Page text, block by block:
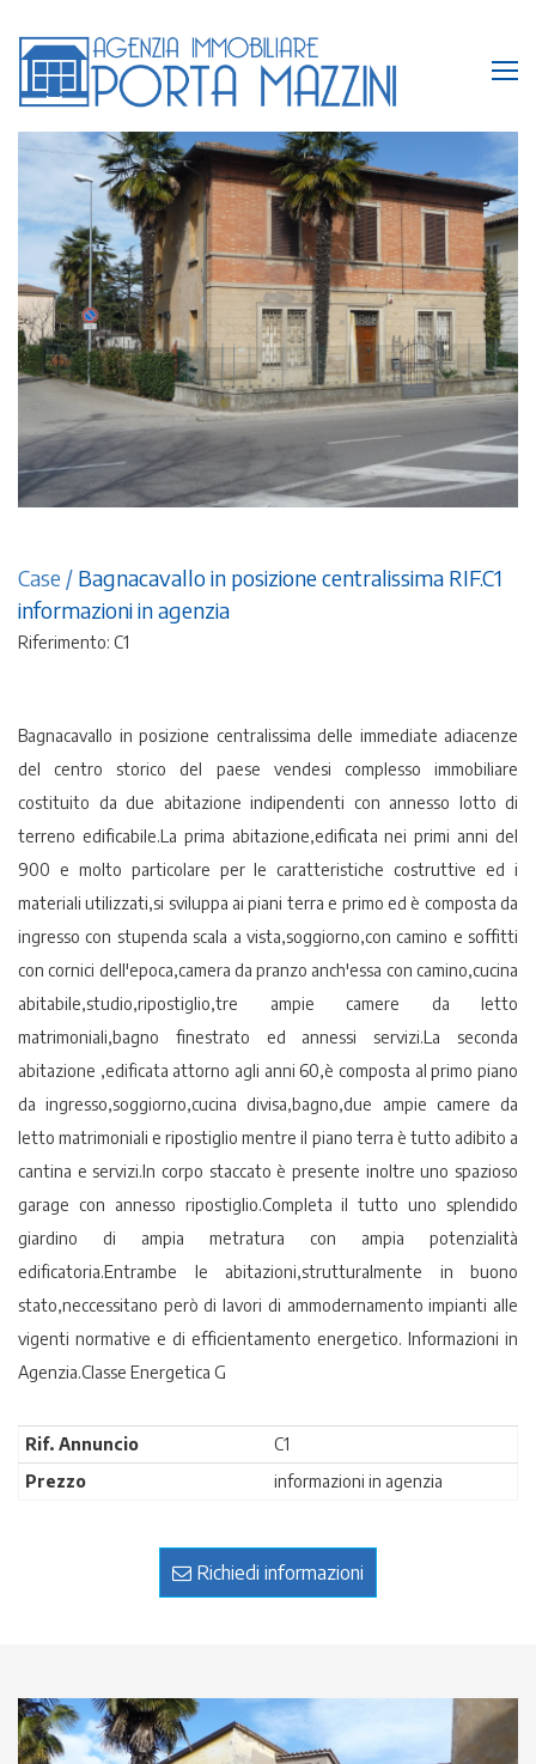
Case / Bagnacavallo in posizione centralissima RIF.C1
informazioni in agenzia
Riferimento: C1
Bagnacavallo in posizione centralissima delle immediate adiacenze
del centro storico del paese vendesi complesso immobiliare
costituito da due abitazione indipendenti con annesso lotto di
terreno edificabile.La prima abitazione,edificata nei primi anni del
900 e molto particolare per le caratteristiche costruttive ed i
materiali utilizzati,si sviluppa ai piani terra e primo ed è composta da
ingresso con stupenda scala a vista,soggiorno,con camino e soffitti
con cornici dell'epoca,camera da pranzo anch'essa con camino,cucina
abitabile,studio,ripostiglio,tre ampie camere da letto
matrimoniali,bagno finestrato ed annessi servizi.La seconda
abitazione ,edificata attorno agli anni 60,è composta al primo piano
da ingresso,soggiorno,cucina divisa,bagno,due ampie camere da
letto matrimoniali e ripostiglio mentre il piano terra è tutto adibito a
cantina e servizi.In corpo staccato è presente inoltre uno spazioso
garage con annesso ripostiglio.Completa il tutto uno splendido
giardino di ampia metratura con ampia potenzialità
edificatoria.Entrambe le abitazioni,strutturalmente in buono
stato,neccessitano però di lavori di ammodernamento impianti alle
vigenti normative e di efficientamento energetico. Informazioni in
Agenzia.Classe Energetica G
Rif. Annuncio
C1
Prezzo
informazioni in agenzia
Richiedi informazioni